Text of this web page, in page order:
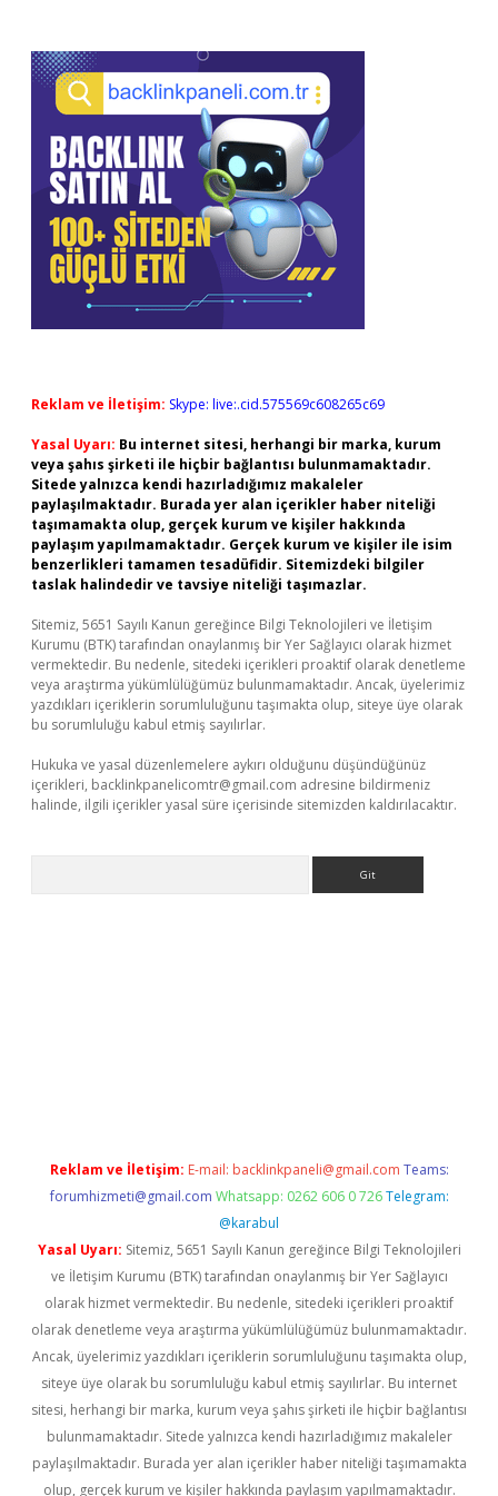
Reklam ve İletişim: Skype: live:.cid.575569c608265c69
Yasal Uyarı: Bu internet sitesi, herhangi bir marka, kurum
veya şahıs şirketi ile hiçbir bağlantısı bulunmamaktadır.
Sitede yalnızca kendi hazırladığımız makaleler
paylaşılmaktadır. Burada yer alan içerikler haber niteliği
taşımamakta olup, gerçek kurum ve kişiler hakkında
paylaşım yapılmamaktadır. Gerçek kurum ve kişiler ile isim
benzerlikleri tamamen tesadüfidir. Sitemizdeki bilgiler
taslak halindedir ve tavsiye niteliği taşımazlar.
Sitemiz, 5651 Sayılı Kanun gereğince Bilgi Teknolojileri ve İletişim
Kurumu (BTK) tarafından onaylanmış bir Yer Sağlayıcı olarak hizmet
vermektedir. Bu nedenle, sitedeki içerikleri proaktif olarak denetleme
veya araştırma yükümlülüğümüz bulunmamaktadır. Ancak, üyelerimiz
yazdıkları içeriklerin sorumluluğunu taşımakta olup, siteye üye olarak
bu sorumluluğu kabul etmiş sayılırlar.
Hukuka ve yasal düzenlemelere aykırı olduğunu düşündüğünüz
içerikleri, backlinkpanelicomtr@gmail.com adresine bildirmeniz
halinde, ilgili içerikler yasal süre içerisinde sitemizden kaldırılacaktır.
Reklam ve İletişim: E-mail: backlinkpaneli@gmail.com Teams:
forumhizmeti@gmail.com Whatsapp: 0262 606 0 726 Telegram:
@karabul
Yasal Uyarı: Sitemiz, 5651 Sayılı Kanun gereğince Bilgi Teknolojileri
ve İletişim Kurumu (BTK) tarafından onaylanmış bir Yer Sağlayıcı
olarak hizmet vermektedir. Bu nedenle, sitedeki içerikleri proaktif
olarak denetleme veya araştırma yükümlülüğümüz bulunmamaktadır.
Ancak, üyelerimiz yazdıkları içeriklerin sorumluluğunu taşımakta olup,
siteye üye olarak bu sorumluluğu kabul etmiş sayılırlar. Bu internet
sitesi, herhangi bir marka, kurum veya şahıs şirketi ile hiçbir bağlantısı
bulunmamaktadır. Sitede yalnızca kendi hazırladığımız makaleler
paylaşılmaktadır. Burada yer alan içerikler haber niteliği taşımamakta
olup, gerçek kurum ve kişiler hakkında paylaşım yapılmamaktadır.